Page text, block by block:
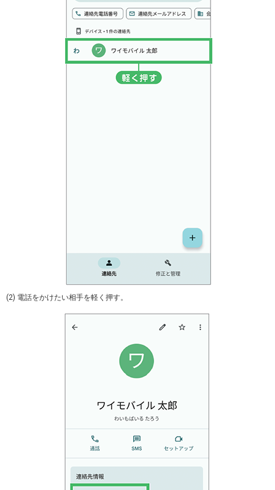
(2) 電話をかけたい相手を軽く押す。